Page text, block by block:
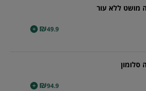
מושט ללא עור
₪49.9
+
סלומון
₪94.9
+